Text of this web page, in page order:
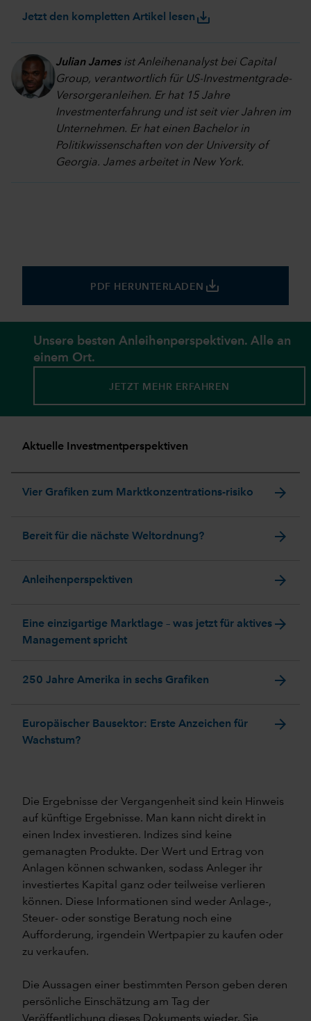
Jetzt den kompletten Artikel lesen save_alt
Julian Jamesist Anleihenanalyst bei Capital
Group, verantwortlich für US-Investmentgrade-
Versorgeranleihen. Er hat 15 Jahre
Investmenterfahrung und ist seit vier Jahren im
Unternehmen. Er hat einen Bachelor in
Politikwissenschaften von der University of
Georgia. James arbeitet in New York.
PDF HERUNTERLADEN save_alt
Unsere besten Anleihenperspektiven. Alle an
einem Ort.
JETZT MEHR ERFAHREN
Aktuelle Investmentperspektiven
Vier Grafiken zum Marktkonzentrations-risiko arrow_forward
Bereit für die nächste Weltordnung? arrow_forward
Anleihenperspektiven arrow_forward
Eine einzigartige Marktlage – was jetzt für aktives
Management spricht
arrow_forward
250 Jahre Amerika in sechs Grafiken arrow_forward
Europäischer Bausektor: Erste Anzeichen für
Wachstum?
arrow_forward
Die Ergebnisse der Vergangenheit sind kein Hinweis
auf künftige Ergebnisse. Man kann nicht direkt in
einen Index investieren. Indizes sind keine
gemanagten Produkte. Der Wert und Ertrag von
Anlagen können schwanken, sodass Anleger ihr
investiertes Kapital ganz oder teilweise verlieren
können. Diese Informationen sind weder Anlage-,
Steuer- oder sonstige Beratung noch eine
Aufforderung, irgendein Wertpapier zu kaufen oder
zu verkaufen.
Die Aussagen einer bestimmten Person geben deren
persönliche Einschätzung am Tag der
Veröffentlichung dieses Dokuments wieder. Sie